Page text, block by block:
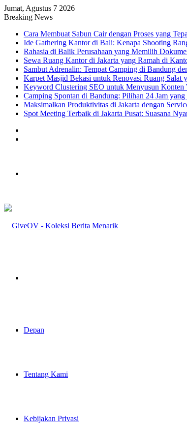
Jumat, Agustus 7 2026
Breaking News
Cara Membuat Sabun Cair dengan Proses yang
Ide Gathering Kantor di Bali: Kenapa Shooting
Rahasia di Balik Perusahaan yang Memilih
Sewa Ruang Kantor di Jakarta yang Ramah di
Sambut Adrenalin: Tempat Camping di Bandung
Karpet Masjid Bekasi untuk Renovasi Ruang Salat
Keyword Clustering SEO untuk Menyusun Konten
Camping Spontan di Bandung: Pilihan 24 Jam
Maksimalkan Produktivitas di Jakarta dengan
Spot Meeting Terbaik di Jakarta Pusat: Suasana
Depan
Tentang Kami
Kebijakan Privasi